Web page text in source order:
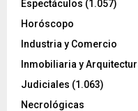
Espectáculos (1.057)
Horóscopo
Industria y Comercio
Inmobiliaria y
Judiciales (1.063)
Necrológicas